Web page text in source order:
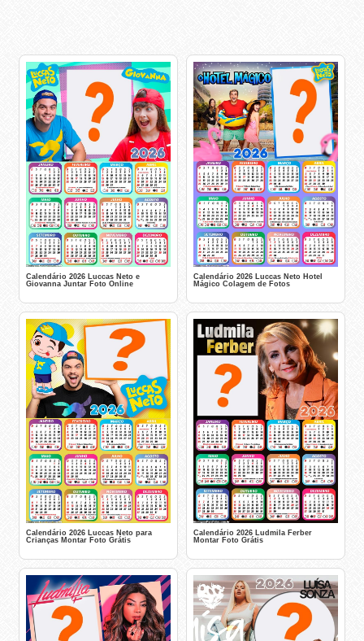
Calendário 2026 Luccas Neto e
Giovanna Juntar Foto Online
Calendário 2026 Luccas Neto Hotel
Mágico Colagem de Fotos
Calendário 2026 Luccas Neto para
Crianças Montar Foto Grátis
Calendário 2026 Ludmila Ferber
Montar Foto Grátis